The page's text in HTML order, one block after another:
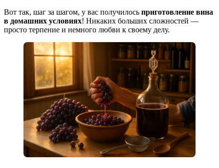
Вот так, шаг за шагом, у вас получилось приготовление вина
в домашних условиях! Никаких больших сложностей —
просто терпение и немного любви к своему делу.